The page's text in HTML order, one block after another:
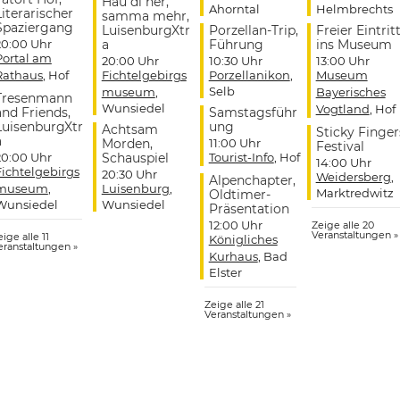
Uhr
am
, Hof
Friends,
Uhr
,
alle 11
»
samma mehr,
LuisenburgXtr
a
20:00 Uhr
Fichtelgebirgs
museum,
Wunsiedel
Achtsam
Morden,
Schauspiel
20:30 Uhr
Luisenburg,
Wunsiedel
Ahorntal
Porzellan-Trip,
Führung
10:30 Uhr
Porzellanikon,
Selb
Samstagsführ
ung
11:00 Uhr
Tourist-Info, Hof
Alpenchapter,
Oldtimer-
Präsentation
12:00 Uhr
Königliches
Kurhaus, Bad
Elster
Zeige alle 21
Veranstaltungen »
Helmbrechts
Freier Eintritt
ins Museum
13:00 Uhr
Museum
Bayerisches
Vogtland, Hof
Sticky
Festival
14:00 Uhr
Weidersberg,
Marktredwitz
Zeige alle 20
Veranstaltungen »